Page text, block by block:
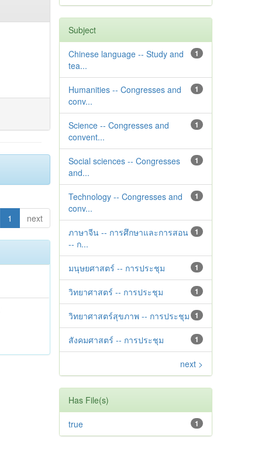
1 next
Subject
1
Chinese language -- Study and
tea...
1
Humanities -- Congresses and
conv...
1
Science -- Congresses and
convent...
1
Social sciences -- Congresses
and...
1
Technology -- Congresses and
conv...
1
ภาษาจีน -- การศึกษาและการสอน
-- ก...
1
มนุษยศาสตร์ -- การประชุม
1
วิทยาศาสตร์ -- การประชุม
1
วิทยาศาสตร์สุขภาพ -- การประชุม
1
สังคมศาสตร์ -- การประชุม
next >
Has File(s)
1
true